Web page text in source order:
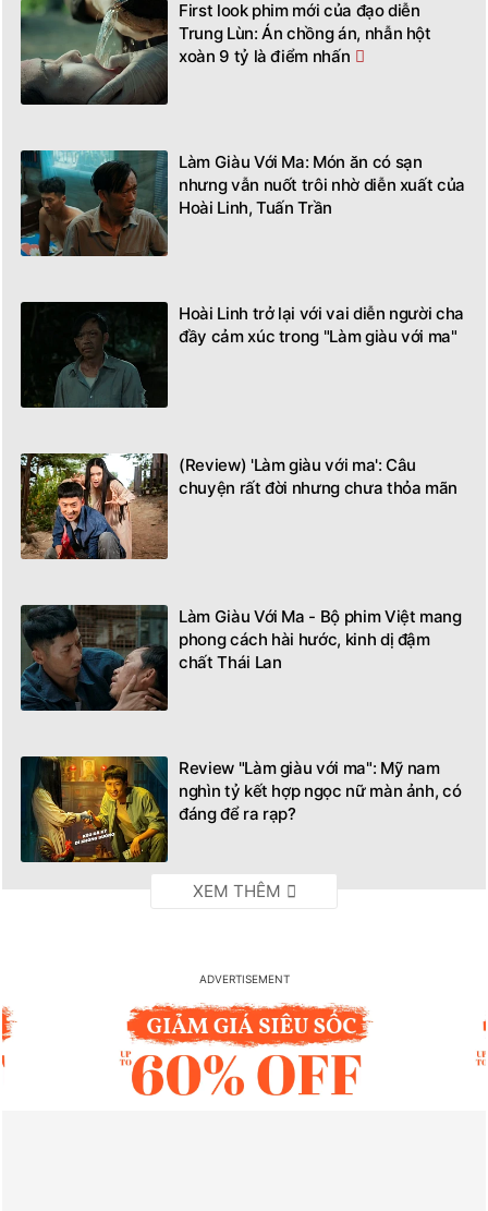
First look phim mới của đạo diễn
Trung Lùn: Án chồng án, nhẫn hột
xoàn 9 tỷ là điểm nhấn
Làm Giàu Với Ma: Món ăn có sạn
nhưng vẫn nuốt trôi nhờ diễn xuất của
Hoài Linh, Tuấn Trần
Hoài Linh trở lại với vai diễn người cha
đầy cảm xúc trong "Làm giàu với ma"
(Review) 'Làm giàu với ma': Câu
chuyện rất đời nhưng chưa thỏa mãn
Làm Giàu Với Ma - Bộ phim Việt mang
phong cách hài hước, kinh dị đậm
chất Thái Lan
Review "Làm giàu với ma": Mỹ nam
nghìn tỷ kết hợp ngọc nữ màn ảnh, có
đáng để ra rạp?